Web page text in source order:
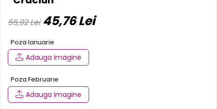
Suspendate
Green Screen
Lightbox
Accesorii
Arcade
Deskuri
55,92 Lei 45,76 Lei
Poza Ianuarie
Adauga imagine
Poza Februarie
Adauga imagine